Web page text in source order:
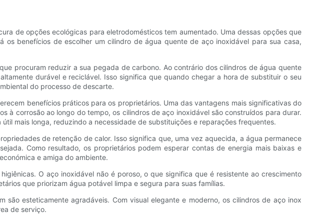
de opções ecológicas para eletrodomésticos tem aumentado. Uma dessas opções que
benefícios de escolher um cilindro de água quente de aço inoxidável para sua casa,
procuram reduzir a sua pegada de carbono. Ao contrário dos cilindros de água quente
durável e reciclável. Isso significa que quando chegar a hora de substituir o seu
do processo de descarte.
benefícios práticos para os proprietários. Uma das vantagens mais significativas do
à corrosão ao longo do tempo, os cilindros de aço inoxidável são construídos para durar.
mais longa, reduzindo a necessidade de substituições e reparações frequentes.
de retenção de calor. Isso significa que, uma vez aquecida, a água permanece
Como resultado, os proprietários podem esperar contas de energia mais baixas e
e amiga do ambiente.
O aço inoxidável não é poroso, o que significa que é resistente ao crescimento
que priorizam água potável limpa e segura para suas famílias.
esteticamente agradáveis. Com visual elegante e moderno, os cilindros de aço inox
de serviço.